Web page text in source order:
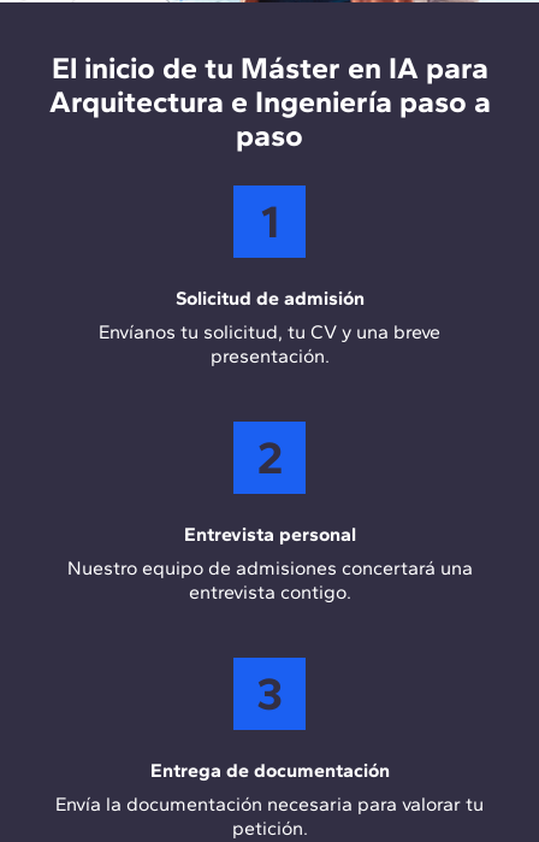
construcción, optimizando los procesos de
diseño, planificación y gestión de proyectos
mediante IA.
El inicio de tu Máster en IA para
Arquitectura e Ingeniería paso a
paso
1
Solicitud de admisión
Envíanos tu solicitud, tu CV y una breve
presentación.
2
Entrevista personal
Nuestro equipo de admisiones concertará una
entrevista contigo.
3
Entrega de documentación
Envía la documentación necesaria para valorar tu
petición.